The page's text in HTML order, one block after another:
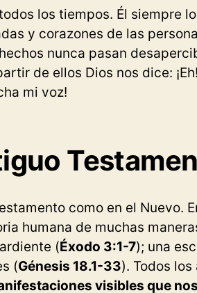
los tiempos. Él siempre
y corazones de las
nunca pasan
de ellos Dios nos dice:
mi voz!
como en el Nuevo.
humana de muchas
(Éxodo 3:1-7); una
(Génesis 18.1-33). Todos
visibles que